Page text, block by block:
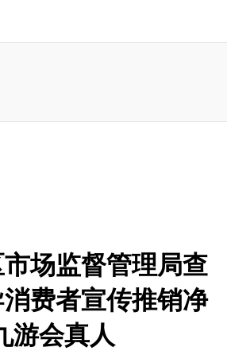
场监督管理局查
费者宣传推销净
游会真人